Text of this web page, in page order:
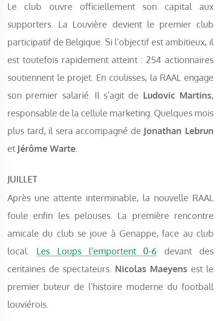
Le club ouvre officiellement son capital aux
supporters. La Louvière devient le premier club
participatif de Belgique. Si l’objectif est ambitieux, il
est toutefois rapidement atteint : 254 actionnaires
soutiennent le projet. En coulisses, la RAAL engage
son premier salarié. Il s’agit de Ludovic Martins,
responsable de la cellule marketing. Quelques mois
plus tard, il sera accompagné de Jonathan Lebrun
et Jérôme Warte
JUILLET
Après une attente interminable, la nouvelle RAAL
foule enfin les pelouses. La première rencontre
amicale du club se joue à Genappe, face au club
local. Les Loups l’emportent 0-6 devant des
centaines de spectateurs. Nicolas Maeyens est le
premier buteur de l’histoire moderne du football
louviérois.